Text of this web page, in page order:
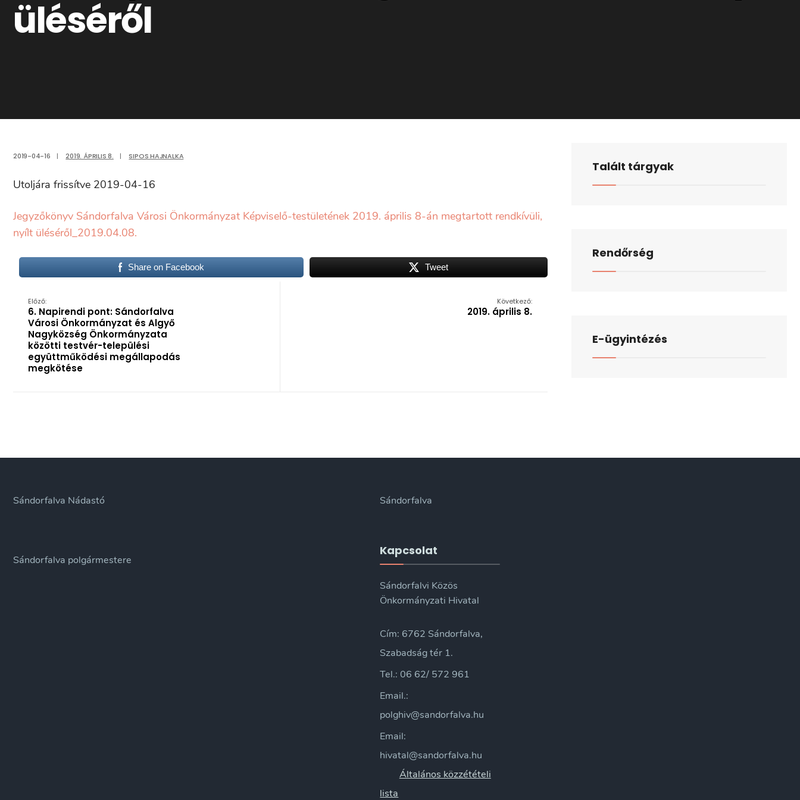
üléséről
2019-04-16 | 2019. ÁPRILIS 8. | SIPOS HAJNALKA
Utoljára frissítve 2019-04-16
Jegyzőkönyv Sándorfalva Városi Önkormányzat Képviselő-testületének 2019. április 8-án megtartott rendkívüli,
nyílt üléséről_2019.04.08.
Share on Facebook Tweet
Előző:
6. Napirendi pont: Sándorfalva
Városi Önkormányzat és Algyő
Nagyközség Önkormányzata
közötti testvér-települési
együttműködési megállapodás
megkötése
Következő:
2019. április 8.
Talált tárgyak
Rendőrség
E-ügyintézés
Sándorfalva Nádastó
Sándorfalva polgármestere
Sándorfalva
Kapcsolat
Sándorfalvi Közös
Önkormányzati Hivatal
Cím: 6762 Sándorfalva,
Szabadság tér 1.
Tel.: 06 62/ 572 961
Email.:
polghiv@sandorfalva.hu
Email:
hivatal@sandorfalva.hu
Általános közzétételi
lista